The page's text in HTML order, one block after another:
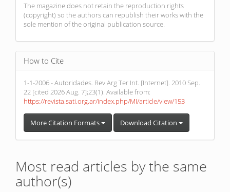
The magazine does not retain the reproduction rights
(copyright) so the authors can republish their works with the
sole mention of the original publication source.
How to Cite
1-1-2006 - Autoridades. Rev Arg Ter Int. [Internet]. 2010 Sep.
22 [cited 2026 Aug. 7];23(1). Available from:
https://revista.sati.org.ar/index.php/MI/article/view/153
More Citation Formats Download Citation
Most read articles by the same
author(s)